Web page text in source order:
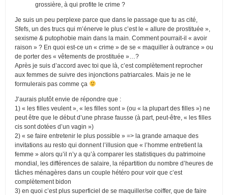
grossière, à qui profite le crime ?
Je suis un peu perplexe parce que dans le passage que tu as cité,
Sfefs, un des trucs qui m’énerve le plus c’est le « allure de prostituée »,
sexisme & putophobie main dans la main. Comment pourrait-il « avoir
raison » ? En quoi est-ce un « crime » de se « maquiller à outrance » ou
de porter des « vêtements de prostituée »…?
Après je suis d’accord avec toi que là, c’est complètement reprocher
aux femmes de suivre des injonctions patriarcales. Mais je ne le
formulerais pas comme ça
J’aurais plutôt envie de répondre que :
1) « les filles veulent », « les filles sont » (ou « la plupart des filles ») ne
peut être que le début d’une phrase fausse (à part, peut-être, « les filles
cis sont dotées d’un vagin »)
2) « se faire entretenir le plus possible » => la grande arnaque des
invitations au resto qui donnent l’illusion que « l’homme entretient la
femme » alors qu’il n’y a qu’à comparer les statistiques du patrimoine
mondial, les différences de salaire, la répartition du nombre d’heures de
tâches ménagères dans un couple hétéro pour voir que c’est
complètement bidon
3) en quoi c’est plus superficiel de se maquiller/se coiffer, que de faire